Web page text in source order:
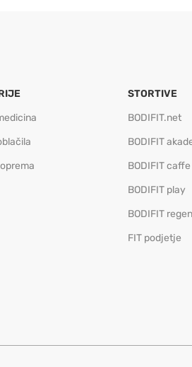
STORTIVE
BODIFIT.net
BODIFIT
BODIFIT caffe
BODIFIT play
BODIFIT
FIT podjetje